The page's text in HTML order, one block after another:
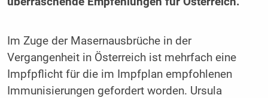
Im Zuge der Masernausbrüche in der
Vergangenheit in Österreich ist mehrfach eine
Impfpflicht für die im Impfplan empfohlenen
Immunisierungen gefordert worden. Ursula